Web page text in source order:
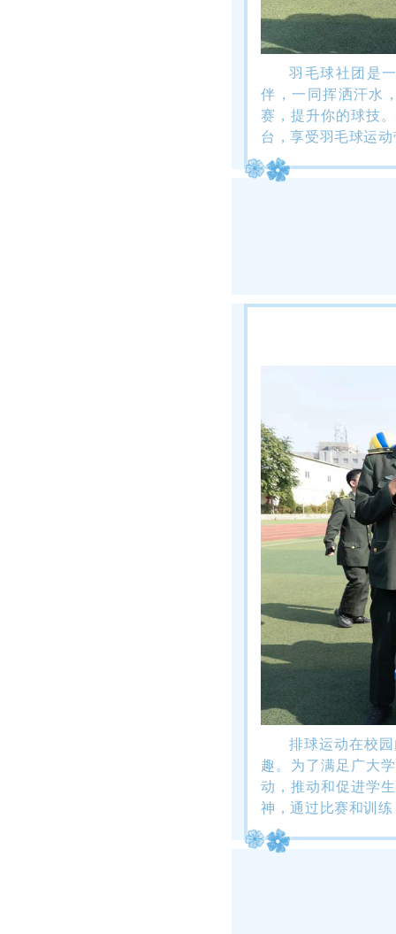
羽毛球社团是
伴，一同挥洒汗水
赛，提升你的球技
台，享受羽毛球运
排球运动在校
趣。为了满足广大
动，推动和促进学
神，通过比赛和训